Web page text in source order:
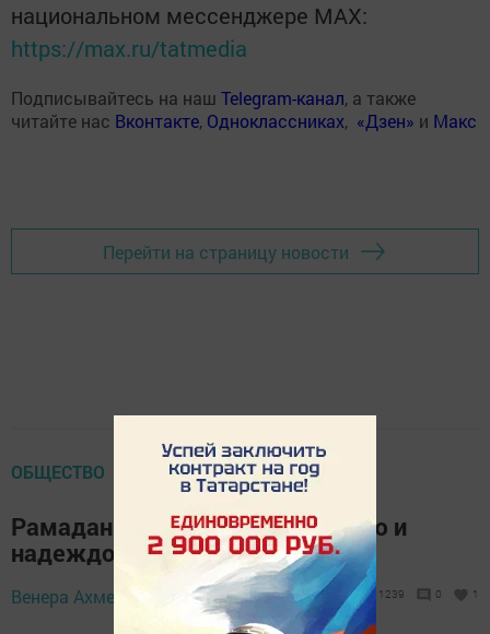
национальном мессенджере MАХ:
https://max.ru/tatmedia
Подписывайтесь на наш Telegram-канал, а также
читайте нас Вконтакте, Одноклассниках, «Дзен» и Макс
Перейти на страницу новости
ОБЩЕСТВО
Рамадан 2023: с верой, любовью и
надеждой
Венера Ахметшина,
27 февраля 2023 -
08:26
1239 0 1